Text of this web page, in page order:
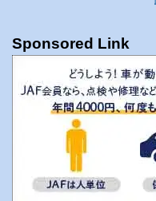
Sponsored Link